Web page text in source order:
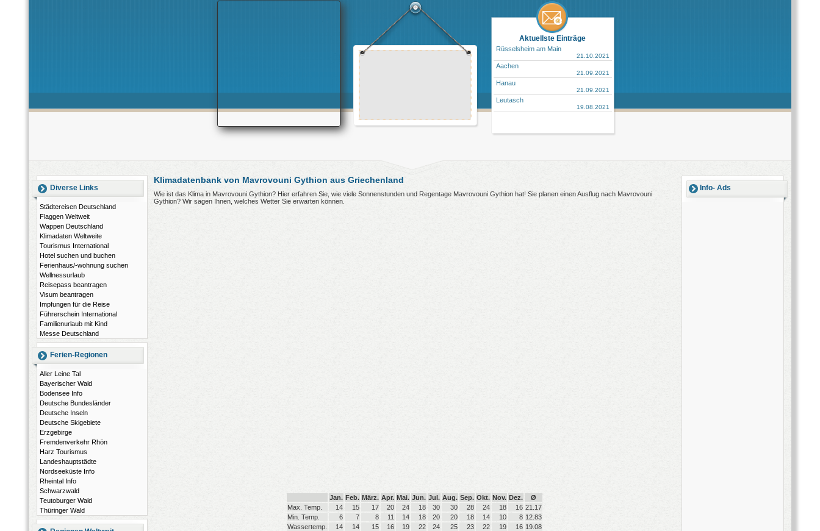
Aktuellste Einträge
Rüsselsheim am Main
21.10.2021
Aachen
21.09.2021
Hanau
21.09.2021
Leutasch
19.08.2021
Diverse Links
Städtereisen Deutschland
Flaggen Weltweit
Wappen Deutschland
Klimadaten Weltweite
Tourismus International
Hotel suchen und buchen
Ferienhaus/-wohnung suchen
Wellnessurlaub
Reisepass beantragen
Visum beantragen
Impfungen für die Reise
Führerschein International
Familienurlaub mit Kind
Messe Deutschland
Ferien-Regionen
Aller Leine Tal
Bayerischer Wald
Bodensee Info
Deutsche Bundesländer
Deutsche Inseln
Deutsche Skigebiete
Erzgebirge
Fremdenverkehr Rhön
Harz Tourismus
Landeshauptstädte
Nordseeküste Info
Rheintal Info
Schwarzwald
Teutoburger Wald
Thüringer Wald
Info- Ads
Klimadatenbank von Mavrovouni Gythion aus Griechenland
Wie ist das Klima in Mavrovouni Gythion? Hier erfahren Sie, wie viele Sonnenstunden und Regentage Mavrovouni Gythion hat! Sie planen einen Ausflug nach Mavrovouni
Gythion? Wir sagen Ihnen, welches Wetter Sie erwarten können.
Jan. Feb. März. Apr. Mai. Jun. Jul. Aug. Sep. Okt. Nov. Dez.
Ø
Max. Temp.
14 15 17 20 24 18 30 30 28 24 18 16 21.17
Min. Temp.
6 7 8 11 14 18 20 20 18 14 10 8 12.83
Wassertemp.
14 14 15 16 19 22 24 25 23 22 19 16 19.08